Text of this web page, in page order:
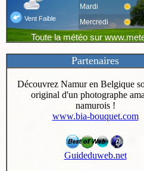
Partenaires
Découvrez Namur en Belgique
original d'un photographe
namurois !
www.bia-bouquet.com
Guideduweb.net